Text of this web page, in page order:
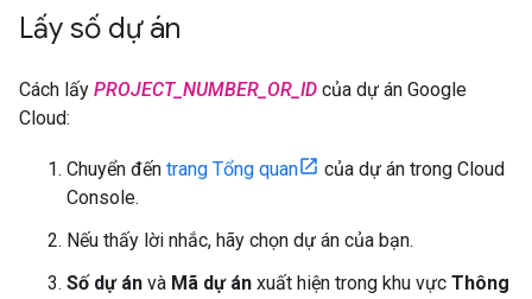
Lấy số dự án
Cách lấy PROJECT_NUMBER_OR_ID của dự án Google
Cloud:
Chuyển đến trang Tổng quan
của dự án trong Cloud
Console.
Nếu thấy lời nhắc, hãy chọn dự án của bạn.
Số dự án và Mã dự án xuất hiện trong khu vực Thông